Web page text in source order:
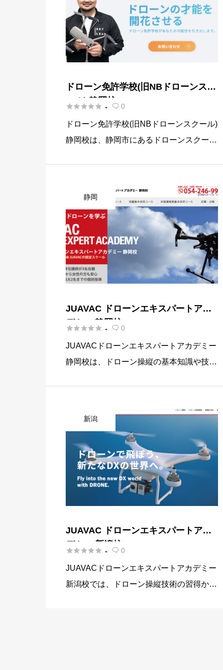
ドローン免許学校(旧NBドローンスク
ール) 静岡校
 -  0
ドローン免許学校(旧NBドローンスクール)
静岡校は、静岡市にあるドローンスクール
を身につけることができます。 講師との
親密なコミュニケーション […]
静岡
JUAVAC ドローンエキスパートアカ
デミー 静岡校
 -  0
JUAVACドローンエキスパートアカデミー
静岡校は、ドローン操縦の基本知識や技
このアカデミーは、空撮、測量、農薬散布
新潟
JUAVAC ドローンエキスパートアカ
デミー 新潟校
 -  0
JUAVACドローンエキスパートアカデミー
新潟校では、ドローン操縦技術の習得から